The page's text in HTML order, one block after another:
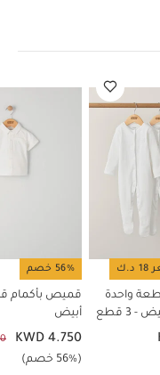
- 3 قطع
واحدة
3 قطع
56% خصم
قميص بأكمام
أبيض
KWD 4.750
(56% خصم)